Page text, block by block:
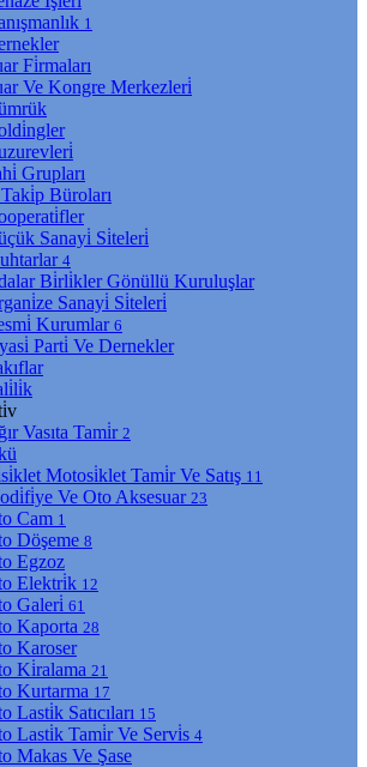
1
Fi̇rmaları
Ve Kongre Merkezleri̇
Grupları
Büroları
Sanayi̇ Si̇teleri̇
4
Bi̇rli̇kler Gönüllü Kuruluşlar
Sanayi̇ Si̇teleri̇
Kurumlar6
Parti̇ Ve Dernekler
Vasıta Tami̇r 2
Motosi̇klet Tami̇r Ve Satış 11
Ve Oto Aksesuar 23
Cam 1
Döşeme 8
Egzoz
Elektri̇k 12
Galeri̇ 61
Kaporta 28
Karoser
Ki̇ralama 21
Kurtarma 17
Lasti̇k Satıcıları 15
Lasti̇k Tami̇r Ve Servi̇s 4
Makas Ve Şase